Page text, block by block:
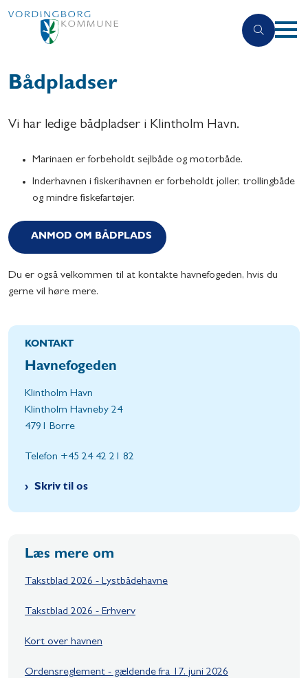
Bådpladser
Vi har ledige bådpladser i Klintholm Havn.
Marinaen er forbeholdt sejlbåde og motorbåde.
Inderhavnen i fiskerihavnen er forbeholdt joller, trollingbåde
og mindre fiskefartøjer.
ANMOD OM BÅDPLADS
Du er også velkommen til at kontakte havnefogeden, hvis du
gerne vil høre mere.
KONTAKT
Havnefogeden
Klintholm Havn
Klintholm Havneby 24
4791 Borre
Telefon +45 24 42 21 82
Skriv til os
Læs mere om
Takstblad 2026 - Lystbådehavne
Takstblad 2026 - Erhverv
Kort over havnen
Ordensreglement - gældende fra 17. juni 2026